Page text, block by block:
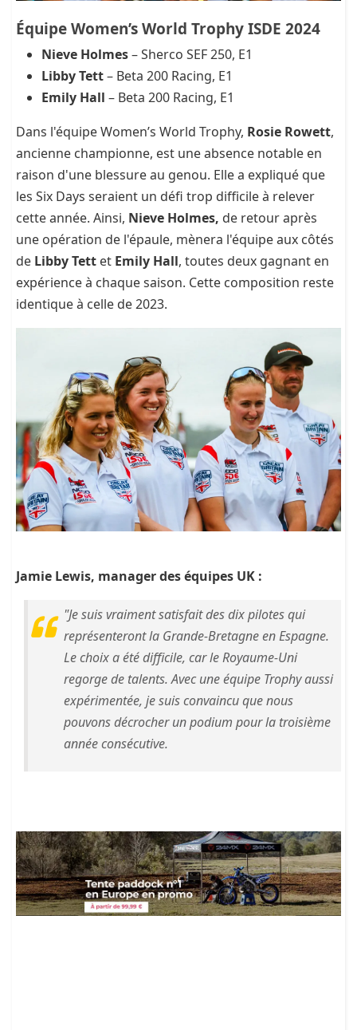
Équipe Women’s World Trophy ISDE 2024
Nieve Holmes– Sherco SEF 250, E1
Libby Tett– Beta 200 Racing, E1
Emily Hall – Beta 200 Racing, E1
Dans l'équipe Women’s World Trophy, Rosie Rowett,
ancienne championne, est une absence notable en
raison d'une blessure au genou. Elle a expliqué que
les Six Days seraient un défi trop difficile à relever
cette année. Ainsi, Nieve Holmes, de retour après
une opération de l'épaule, mènera l'équipe aux côtés
de Libby Tett et Emily Hall, toutes deux gagnant en
expérience à chaque saison. Cette composition reste
identique à celle de 2023.
Jamie Lewis, manager des équipes UK :
"Je suis vraiment satisfait des dix pilotes qui
représenteront la Grande-Bretagne en Espagne.
Le choix a été difficile, car le Royaume-Uni
regorge de talents. Avec une équipe Trophy aussi
expérimentée, je suis convaincu que nous
pouvons décrocher un podium pour la troisième
année consécutive.